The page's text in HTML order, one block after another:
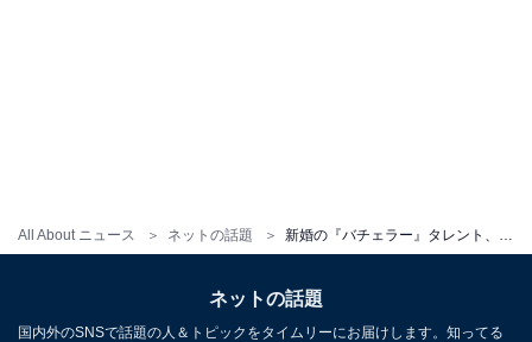
All About ニュース ネットの話題
ネットの話題
国内外のSNSで話題の人＆トピックをタイムリーにお届けします。知ってる